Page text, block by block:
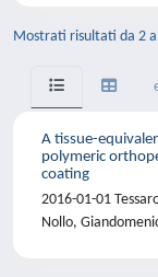
Mostrati risultati da 2 a
A tissue-
polymeric
coating
2016-01-01
Nollo,